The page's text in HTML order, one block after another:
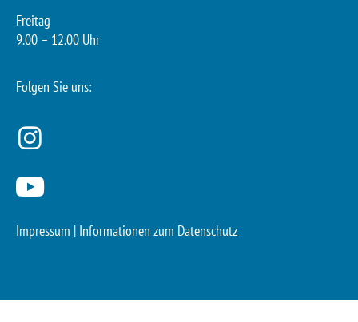
Freitag
9.00 – 12.00 Uhr
Folgen Sie uns:
Impressum | Informationen zum Datenschutz